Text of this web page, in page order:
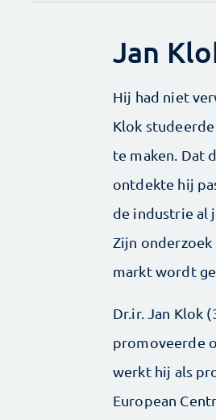
Jan
Hij had niet
Klok
te maken. Dat
ontdekte hij
de industrie al
Zijn
markt wordt
Dr.ir. Jan Klok
promoveerde
werkt hij als
European